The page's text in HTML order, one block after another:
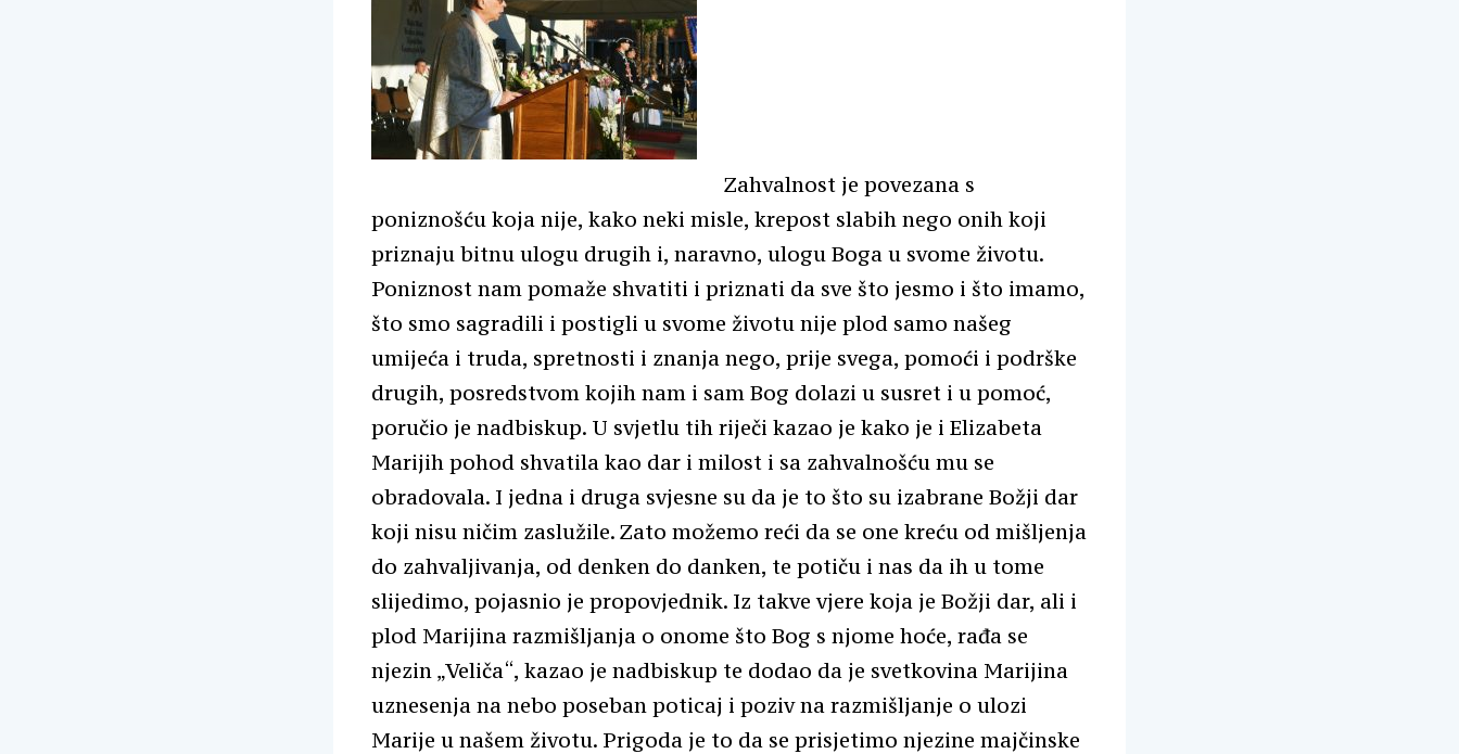
Zahvalnost je povezana s
poniznošću koja nije, kako neki misle, krepost slabih nego onih koji
priznaju bitnu ulogu drugih i, naravno, ulogu Boga u svome životu.
Poniznost nam pomaže shvatiti i priznati da sve što jesmo i što imamo,
što smo sagradili i postigli u svome životu nije plod samo našeg
umijeća i truda, spretnosti i znanja nego, prije svega, pomoći i podrške
drugih, posredstvom kojih nam i sam Bog dolazi u susret i u pomoć,
poručio je nadbiskup. U svjetlu tih riječi kazao je kako je i Elizabeta
Marijih pohod shvatila kao dar i milost i sa zahvalnošću mu se
obradovala. I jedna i druga svjesne su da je to što su izabrane Božji dar
koji nisu ničim zaslužile. Zato možemo reći da se one kreću od mišljenja
do zahvaljivanja, od denken do danken, te potiču i nas da ih u tome
slijedimo, pojasnio je propovjednik. Iz takve vjere koja je Božji dar, ali i
plod Marijina razmišljanja o onome što Bog s njome hoće, rađa se
njezin „Veliča“, kazao je nadbiskup te dodao da je svetkovina Marijina
uznesenja na nebo poseban poticaj i poziv na razmišljanje o ulozi
Marije u našem životu. Prigoda je to da se prisjetimo njezine majčinske